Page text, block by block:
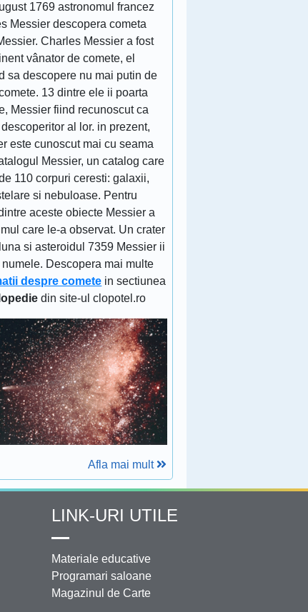
1769 astronomul francez
Messier descopera cometa
Charles Messier a fost
vânator de comete, el
sa descopere nu mai putin de
13 dintre ele ii poarta
Messier fiind recunoscut ca
al lor. in prezent,
este cunoscut mai cu seama
Messier, un catalog care
110 corpuri ceresti: galaxii,
si nebuloase. Pentru
aceste obiecte Messier a
care le-a observat. Un crater
si asteroidul 7359 Messier ii
numele. Descopera mai multe
despre comete in sectiunea
din site-ul clopotel.ro
Afla mai mult
LINK-URI UTILE
Materiale educative
Programari saloane
Magazinul de Carte